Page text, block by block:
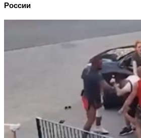
России